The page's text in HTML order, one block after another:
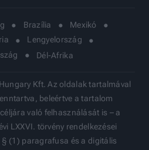
Brazília
Mexikó
Lengyelország
Dél-Afrika
Kft. Az oldalak tartalmával
beleértve a tartalom
való felhasználását is – a
LXXVI. törvény rendelkezései
(1) paragrafusa és a digitális